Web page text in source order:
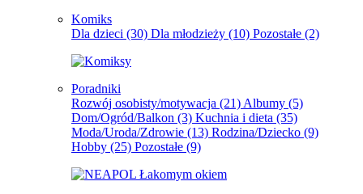
Komiks
Dla dzieci (30) Dla młodzieży (10) Pozostałe (2)
Poradniki
Rozwój osobisty/motywacja (21) Albumy (5)
Dom/Ogród/Balkon (3) Kuchnia i dieta (35)
Moda/Uroda/Zdrowie (13) Rodzina/Dziecko (9)
Hobby (25) Pozostałe (9)